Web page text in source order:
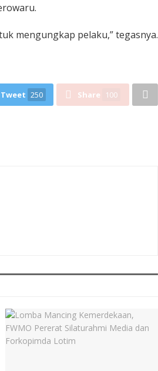
mengungkap pelaku,” tegasnya.
Tweet 250 Share 100